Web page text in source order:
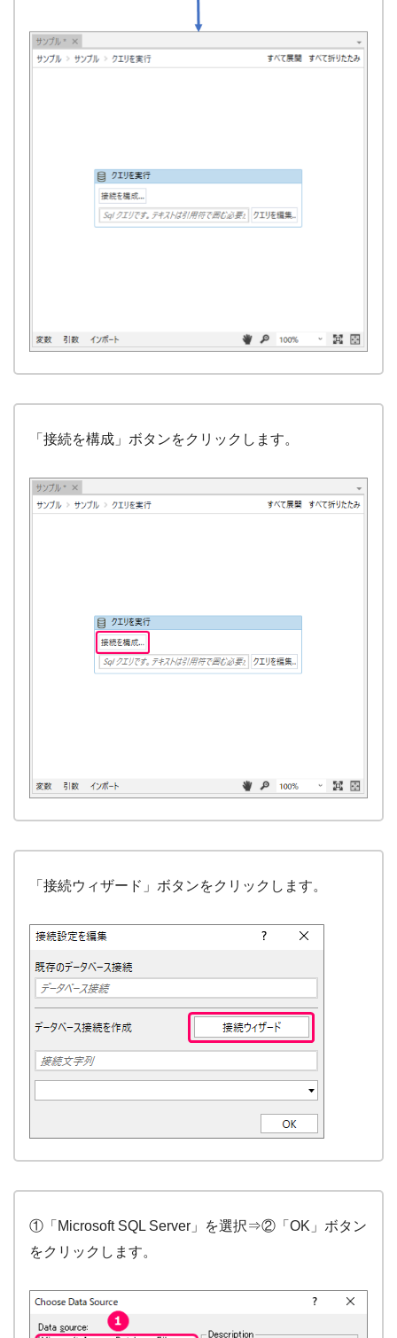
「接続を構成」ボタンをクリックします。
「接続ウィザード」ボタンをクリックします。
①「Microsoft SQL Server」を選択⇒②「OK」ボタン
をクリックします。